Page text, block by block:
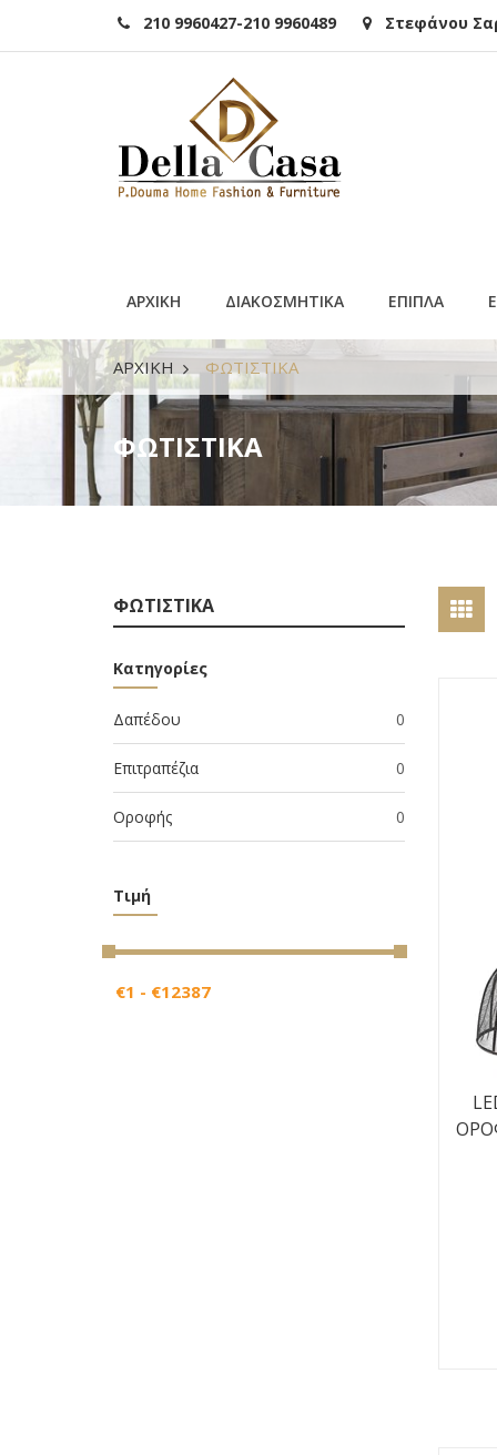
210 9960427-210 9960489 Στεφάνου
ΑΡΧΙΚΗ ΔΙΑΚΟΣΜΗΤΙΚΑ ΕΠΙΠΛΑ
ΑΡΧΙΚΗ ΦΩΤΙΣΤΙΚΑ
ΦΩΤΙΣΤΙΚΑ
ΦΩΤΙΣΤΙΚΑ
Κατηγορίες
Δαπέδου 0
Επιτραπέζια 0
Οροφής 0
Τιμή